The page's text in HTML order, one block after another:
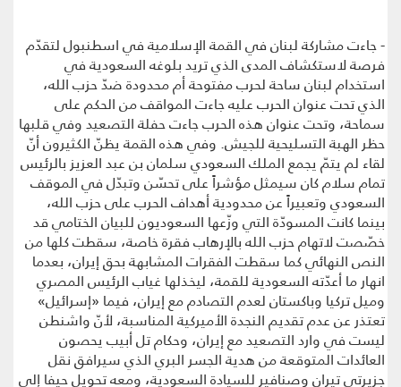
- جاءت مشاركة لبنان في القمة الإسلامية في اسطنبول لتقدّم
فرصة لاستكشاف المدى الذي تريد بلوغه السعودية في
استخدام لبنان ساحة لحرب مفتوحة أم محدودة ضدّ حزب الله،
الذي تحت عنوان الحرب عليه جاءت المواقف من الحكم على
سماحة، وتحت عنوان هذه الحرب جاءت حفلة التصعيد وفي قلبها
حظر الهبة التسليحية للجيش. وفي هذه القمة يظنّ الكثيرون أنّ
لقاء لم يتمّ يجمع الملك السعودي سلمان بن عبد العزيز بالرئيس
تمام سلام كان سيمثل مؤشراً على تحسّن وتبدّل في الموقف
السعودي وتعبيراً عن محدودية أهداف الحرب على حزب الله،
بينما كانت المسودّة التي وزّعها السعوديون للبيان الختامي قد
خصّصت لاتهام حزب الله بالإرهاب فقرة خاصة، سقطت كلها من
النص النهائي كما سقطت الفقرات المشابهة بحق إيران، بعدما
انهار ما أعدّته السعودية للقمة، ليخذلها غياب الرئيس المصري
وميل تركيا وباكستان لعدم التصادم مع إيران، فيما «إسرائيل»
تعتذر عن عدم تقديم النجدة الأميركية المناسبة، لأنّ واشنطن
ليست في وارد التصعيد مع إيران، وحكام تل أبيب يحصون
العائدات المتوقعة من هدية الجسر البري الذي سيرافق نقل
جزيرتي تيران وصنافير للسيادة السعودية، ومعه تحويل حيفا إلى